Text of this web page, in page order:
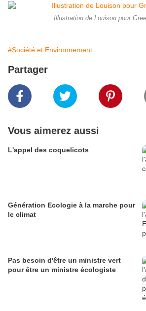
Illustration de Louison pour
#Société et Environnement
Partager
Vous aimerez aussi
L'appel des coquelicots
Génération Ecologie à la marche pour
le climat
Pas besoin d'être un ministre vert
pour être un ministre écologiste